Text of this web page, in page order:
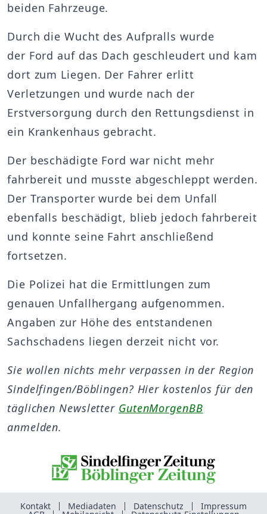
beiden Fahrzeuge.
Durch die Wucht des Aufpralls wurde
der Ford auf das Dach geschleudert und kam
dort zum Liegen. Der Fahrer erlitt
Verletzungen und wurde nach der
Erstversorgung durch den Rettungsdienst in
ein Krankenhaus gebracht.
Der beschädigte Ford war nicht mehr
fahrbereit und musste abgeschleppt werden.
Der Transporter wurde bei dem Unfall
ebenfalls beschädigt, blieb jedoch fahrbereit
und konnte seine Fahrt anschließend
fortsetzen.
Die Polizei hat die Ermittlungen zum
genauen Unfallhergang aufgenommen.
Angaben zur Höhe des entstandenen
Sachschadens liegen derzeit nicht vor.
Sie wollen nichts mehr verpassen in der Region
Sindelfingen/Böblingen? Hier kostenlos für den
täglichen Newsletter GutenMorgenBB
anmelden.
Kontakt Mediadaten Datenschutz Impressum